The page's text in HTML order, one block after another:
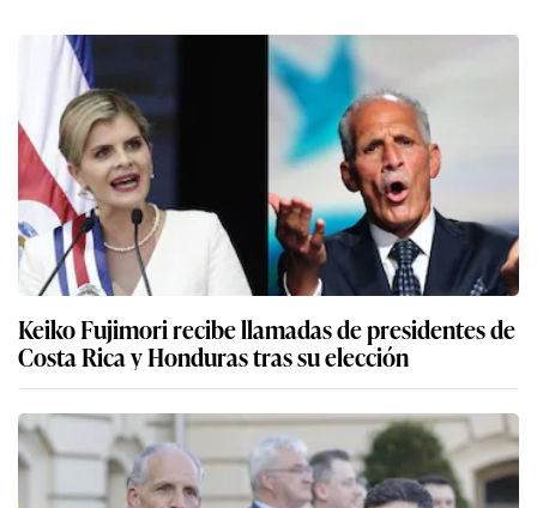
Keiko Fujimori recibe llamadas de presidentes de
Costa Rica y Honduras tras su elección